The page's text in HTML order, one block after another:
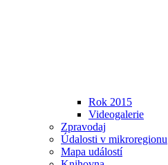
Rok 2015
Videogalerie
Zpravodaj
Údalosti v mikroregionu
Mapa událostí